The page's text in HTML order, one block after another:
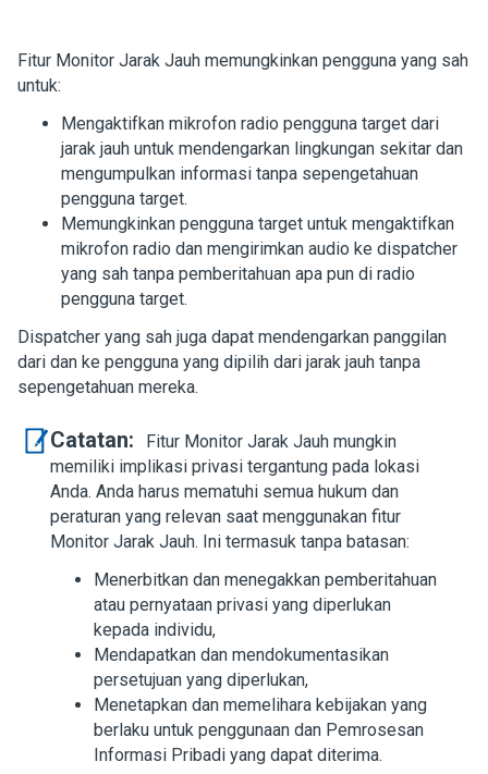
Fitur Monitor Jarak Jauh memungkinkan pengguna yang sah
untuk:
Mengaktifkan mikrofon radio pengguna target dari
jarak jauh untuk mendengarkan lingkungan sekitar dan
mengumpulkan informasi tanpa sepengetahuan
pengguna target.
Memungkinkan pengguna target untuk mengaktifkan
mikrofon radio dan mengirimkan audio ke dispatcher
yang sah tanpa pemberitahuan apa pun di radio
pengguna target.
Dispatcher yang sah juga dapat mendengarkan panggilan
dari dan ke pengguna yang dipilih dari jarak jauh tanpa
sepengetahuan mereka.
Catatan:
Fitur Monitor Jarak Jauh mungkin
memiliki implikasi privasi tergantung pada lokasi
Anda. Anda harus mematuhi semua hukum dan
peraturan yang relevan saat menggunakan fitur
Monitor Jarak Jauh. Ini termasuk tanpa batasan:
Menerbitkan dan menegakkan pemberitahuan
atau pernyataan privasi yang diperlukan
kepada individu,
Mendapatkan dan mendokumentasikan
persetujuan yang diperlukan,
Menetapkan dan memelihara kebijakan yang
berlaku untuk penggunaan dan Pemrosesan
Informasi Pribadi yang dapat diterima.